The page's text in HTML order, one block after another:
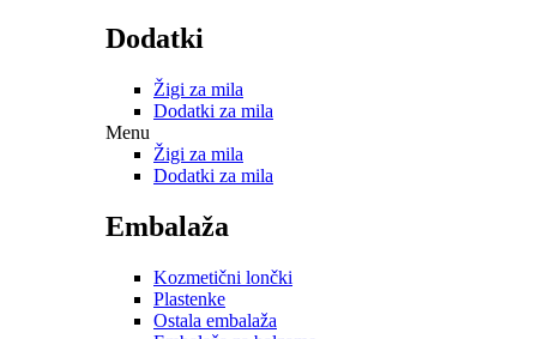
Dodatki
Žigi za mila
Dodatki za mila
Menu
Žigi za mila
Dodatki za mila
Embalaža
Kozmetični lončki
Plastenke
Ostala embalaža